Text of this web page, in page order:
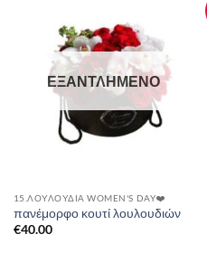
ΕΞΑΝΤΛΗΜΈΝΟ
15.ΛΟΥΛΟΎΔΙΑ WOMEN'S DAY❤️
πανέμορφο κουτί λουλουδιών
€40.00